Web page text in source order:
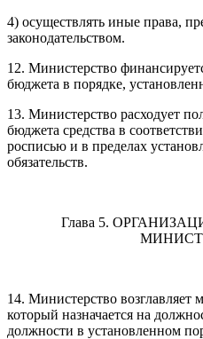
4) осуществлять иные права,
законодательством.
12. Министерство
бюджета в порядке,
13. Министерство расходует
бюджета средства в
росписью и в пределах
обязательств.
Глава 5.
14. Министерство возглавляет
который назначается на
должности в установленном